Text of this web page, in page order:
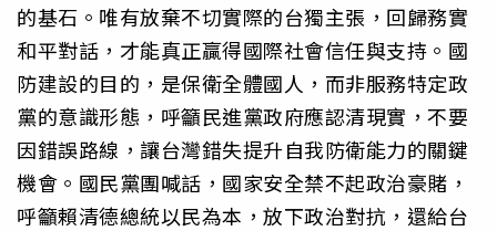
的基石。唯有放棄不切實際的台獨主張，回歸務實
和平對話，才能真正贏得國際社會信任與支持。國
防建設的目的，是保衛全體國人，而非服務特定政
黨的意識形態，呼籲民進黨政府應認清現實，不要
因錯誤路線，讓台灣錯失提升自我防衛能力的關鍵
機會。國民黨團喊話，國家安全禁不起政治豪賭，
呼籲賴清德總統以民為本，放下政治對抗，還給台